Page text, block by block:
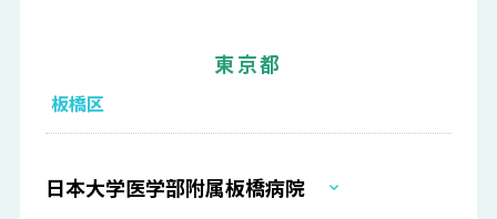
東京都
板橋区
日本大学医学部附属板橋病院